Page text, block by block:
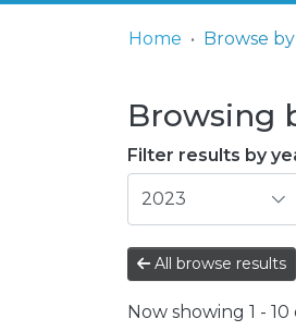
Home Browse
Browsing
Filter results by
All browse results
Now showing 1 - 10